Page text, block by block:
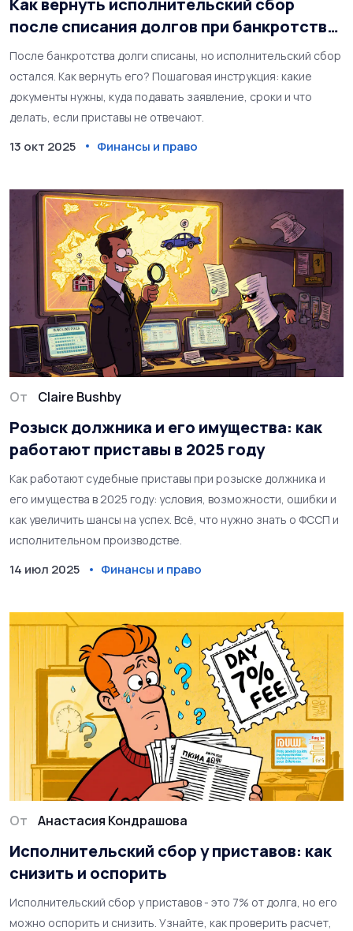
после списания долгов при банкротстве:
пошаговая инструкция
После банкротства долги списаны, но исполнительский сбор
остался. Как вернуть его? Пошаговая инструкция: какие
документы нужны, куда подавать заявление, сроки и что
делать, если приставы не отвечают.
13 окт 2025 Финансы и право
От Claire Bushby
Розыск должника и его имущества: как
работают приставы в 2025 году
Как работают судебные приставы при розыске должника и
его имущества в 2025 году: условия, возможности, ошибки и
как увеличить шансы на успех. Всё, что нужно знать о ФССП и
исполнительном производстве.
14 июл 2025 Финансы и право
От Анастасия Кондрашова
Исполнительский сбор у приставов: как
снизить и оспорить
Исполнительский сбор у приставов - это 7% от долга, но его
можно оспорить и снизить. Узнайте, как проверить расчет,